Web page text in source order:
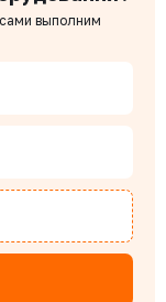
выполним